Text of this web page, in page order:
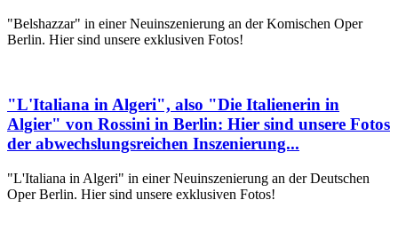
"Belshazzar" in einer Neuinszenierung an der Komischen Oper
Berlin. Hier sind unsere exklusiven Fotos!
"L'Italiana in Algeri", also "Die Italienerin in
Algier" von Rossini in Berlin: Hier sind unsere Fotos
der abwechslungsreichen Inszenierung...
"L'Italiana in Algeri" in einer Neuinszenierung an der Deutschen
Oper Berlin. Hier sind unsere exklusiven Fotos!